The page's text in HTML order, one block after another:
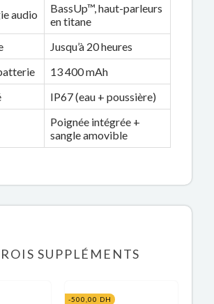
audio
BassUp™, haut-parleurs
en titane
Jusqu’à 20 heures
13 400 mAh
IP67 (eau + poussière)
Poignée intégrée +
sangle amovible
SUPPLÉMENTS
-500,00 DH